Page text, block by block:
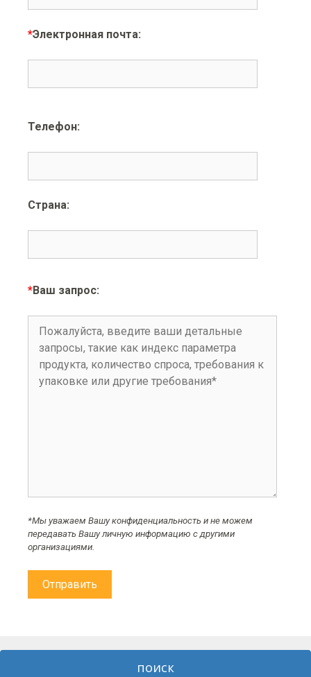
*Электронная почта:
Телефон:
Страна:
*Ваш запрос:
*Мы уважаем Вашу конфиденциальность и не можем
передавать Вашу личную информацию с другими
организациями.
поиск